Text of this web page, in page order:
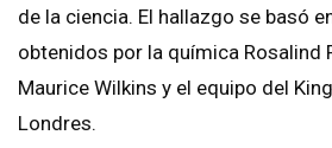
de la ciencia. El hallazgo se basó
obtenidos por la química Rosalind
Maurice Wilkins y el equipo del
Londres.